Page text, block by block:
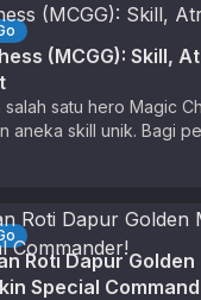
(MCGG): Skill,
satu hero Magic
aneka skill unik. Bagi
Roti Dapur Golden
Special